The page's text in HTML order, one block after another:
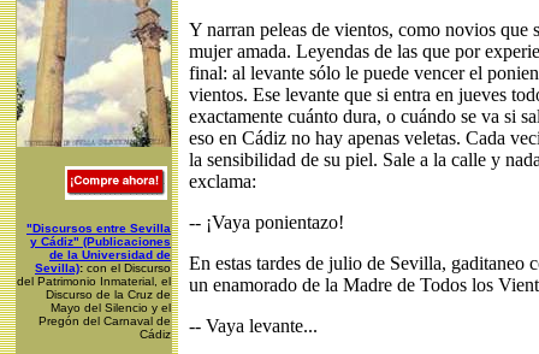
"Discursos entre Sevilla
y Cádiz" (Publicaciones
de la Universidad de
Sevilla): con el Discurso
del Patrimonio Inmaterial, el
Discurso de la Cruz de
Mayo del Silencio y el
Pregón del Carnaval de
Cádiz
Y narran peleas de vientos, como novios que
mujer amada. Leyendas de las que por
final: al levante sólo le puede vencer el
vientos. Ese levante que si entra en jueves
exactamente cuánto dura, o cuándo se va si
eso en Cádiz no hay apenas veletas. Cada
la sensibilidad de su piel. Sale a la calle y
exclama:
-- ¡Vaya ponientazo!
En estas tardes de julio de Sevilla, gaditaneo
un enamorado de la Madre de Todos los
-- Vaya levante...